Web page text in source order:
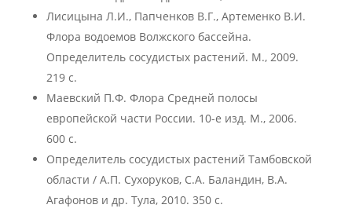
Лисицына Л.И., Папченков В.Г., Артеменко В.И.
Флора водоемов Волжского бассейна.
Определитель сосудистых растений. М., 2009.
219 с.
Маевский П.Ф. Флора Средней полосы
европейской части России. 10-е изд. М., 2006.
600 с.
Определитель сосудистых растений Тамбовской
области / А.П. Сухоруков, С.А. Баландин, В.А.
Агафонов и др. Тула, 2010. 350 с.